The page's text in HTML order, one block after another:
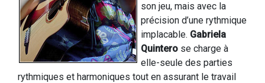
son jeu, mais avec la
précision d’une rythmique
implacable. Gabriela
Quintero se charge à
elle-seule des parties
rythmiques et harmoniques tout en assurant le travail